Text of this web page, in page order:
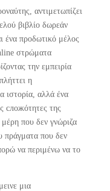
αντιμετωπίζει
βιβλίο δωρεάν
ένα προδωτικό μέλος
στρώματα
την εμπειρία
η
ιστορία, αλλά ένα
сложότητες της
που δεν γνώριζα
πράγματα που δεν
να περιμένω να το
μια